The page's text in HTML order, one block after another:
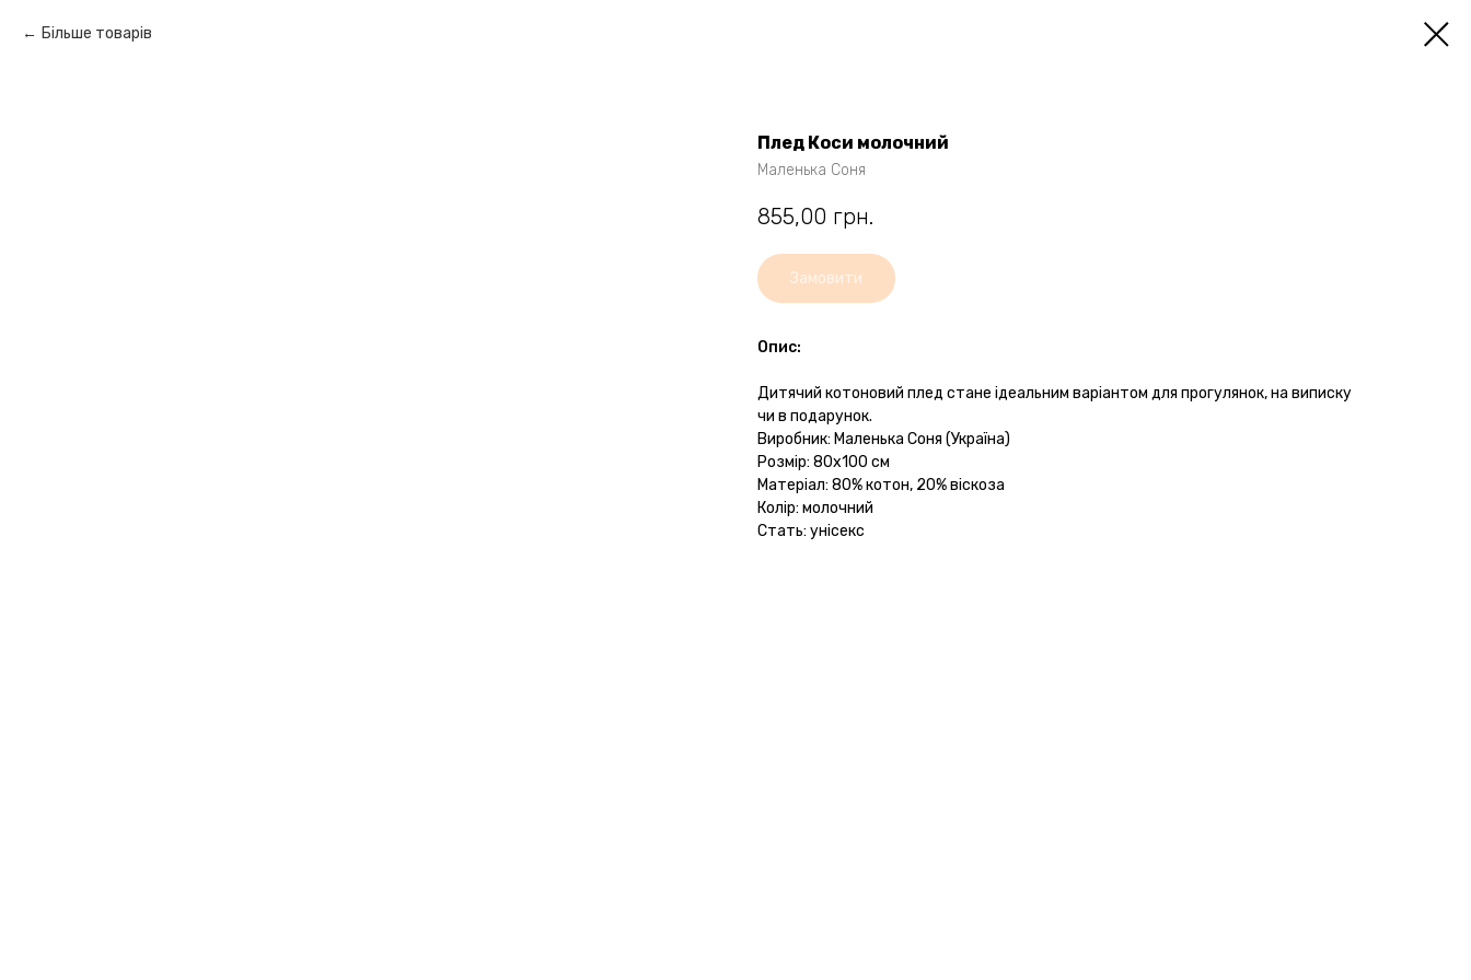
Більше товарів
Плед Коси молочний
Маленька Соня
855,00 грн.
Замовити
Опис:
Дитячий котоновий плед стане ідеальним варіантом для прогулянок, на виписку
чи в подарунок.
Виробник: Маленька Соня (Україна)
Розмір: 80х100 см
Матеріал: 80% котон, 20% віскоза
Колір: молочний
Стать: унісекс